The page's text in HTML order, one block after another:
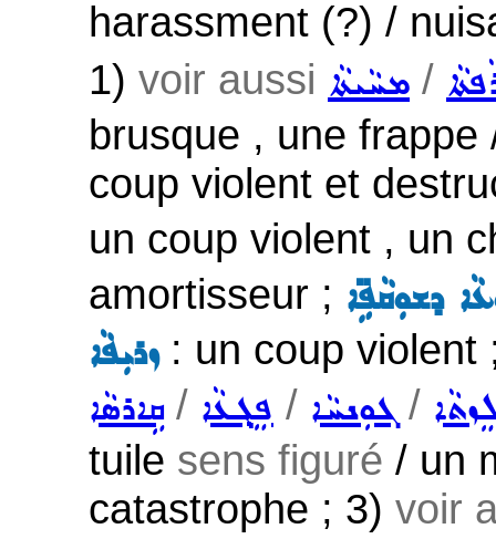
harassment (?) /
1) voir aussi ܡܚܵܝܬܵܐ /
brusque , une
coup violent et
un coup violent , un
amortisseur ; ܕܫܘܼܩܵܦܹ̈ܐ
ܙܪܝܼܦܵܐ: un coup
ܩܹܐܪܣܵܐ / ܦܸܓ݂ܥܵܐ / ܓܘܼܢܚܵܐ /
tuile sens figuré / un
catastrophe ; 3) voir